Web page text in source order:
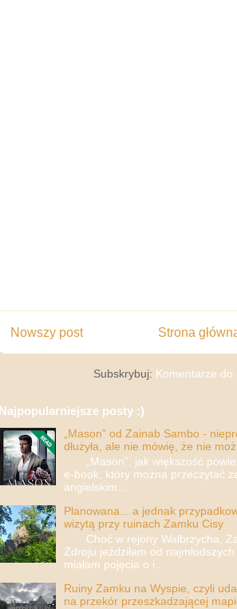
Nowszy post Strona
Subskrybuj: Komentarze do
Najpopularniejsze posty :)
„Mason” od Zainab Sambo -
dłużyła, ale nie mówię, że nie
„Mason”, jak większość
e-book, który można przeczytać
angielskim....
Planowana... a jednak
wizytą przy ruinach Zamku Cisy
Choć w rejony Wałbrzycha,
Zdroju jeździłam od
miałam pojęcia o i...
Ruiny Zamku na Wyspie, czyli
na przekór przeszkadzającej